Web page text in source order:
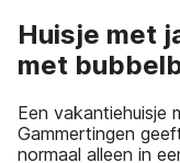
Huisje met
met
Een vakantiehuisje
Gammertingen
normaal alleen in